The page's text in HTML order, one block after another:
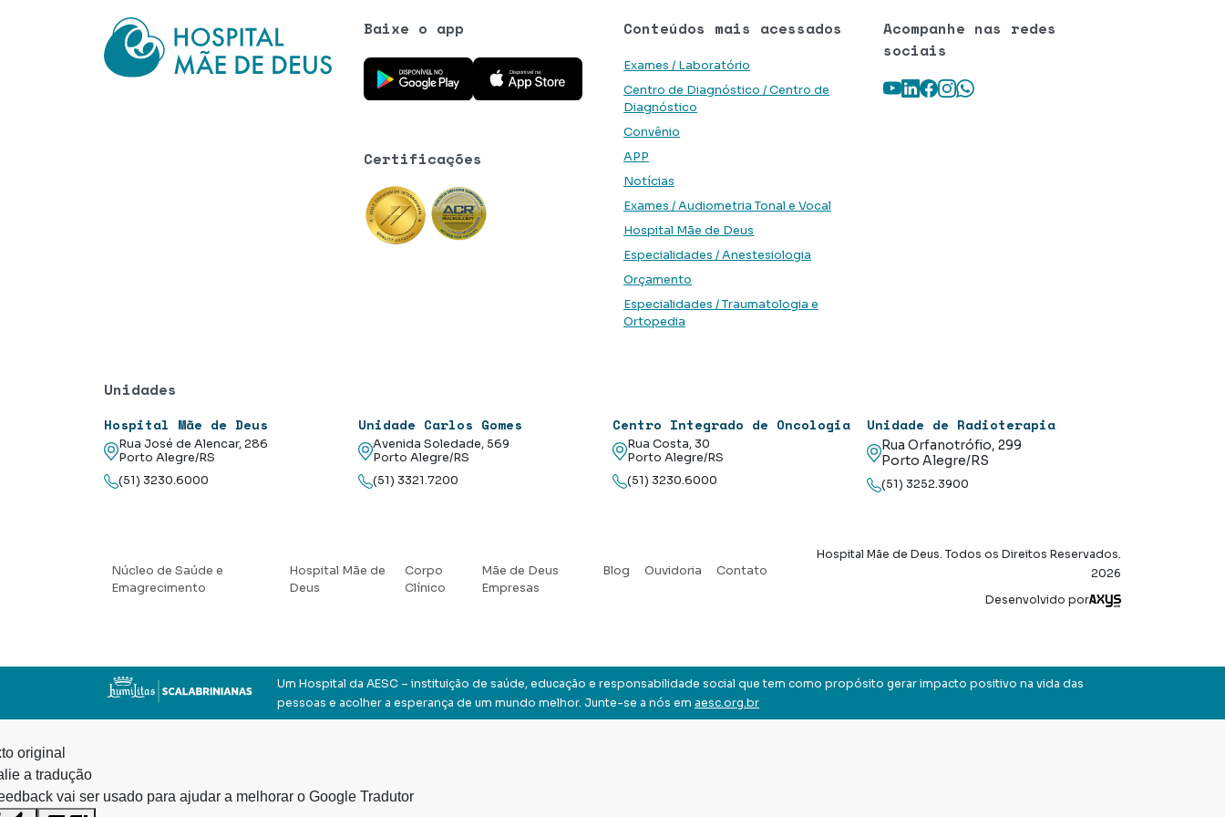
Conteúdos mais acessados
Exames / Laboratório
Centro de Diagnóstico / Centro de
Diagnóstico
Convênio
APP
Notícias
Exames / Audiometria Tonal e Vocal
Hospital Mãe de Deus
Especialidades / Anestesiologia
Orçamento
Especialidades / Traumatologia e
Ortopedia
Baixe o app
Baixe o aplicativo na Google Play Store
Baixe o aplicativo na App Store
Certificações
Acompanhe nas redes
sociais
Youtube
LinkedIn
Facebook
Instagram
WhatsApp
Unidades
Hospital Mãe de Deus
Rua José de Alencar, 286
Porto Alegre/RS
(51) 3230.6000
Unidade Carlos Gomes
Avenida Soledade, 569
Porto Alegre/RS
(51) 3321.7200
Centro Integrado de Oncologia
Rua Costa, 30
Porto Alegre/RS
(51) 3230.6000
Unidade de Radioterapia
Rua Orfanotrófio, 299
Porto Alegre/RS
(51) 3252.3900
Núcleo de Saúde e
Emagrecimento
Hospital Mãe de
Deus
Corpo
Clínico
Mãe de Deus
Empresas
Blog Ouvidoria Contato
Hospital Mãe de Deus. Todos os Direitos Reservados.
2026
Desenvolvido por
Axysweb
Um Hospital da AESC – instituição de saúde, educação e responsabilidade social que tem como propósito gerar impacto positivo na vida das
pessoas e acolher a esperança de um mundo melhor. Junte-se a nós em aesc.org.br
original
a tradução
vai ser usado para ajudar a melhorar o Google Tradutor